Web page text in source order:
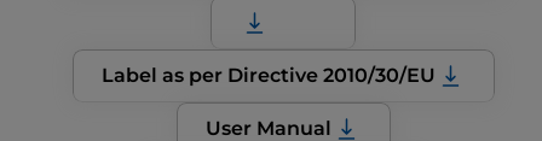
Label as per Directive 2010/30/EU
User Manual